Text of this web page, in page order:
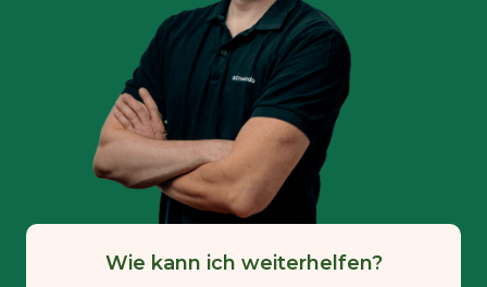
Wie kann ich weiterhelfen?